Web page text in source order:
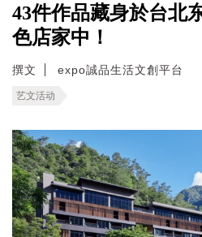
43件作品藏身於台北
色店家中！
撰文 expo誠品生活文創平台
艺文活动